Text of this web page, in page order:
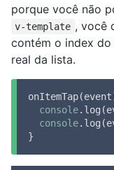
porque você não
v-template , você
contém o index
real da lista.
console
console
}